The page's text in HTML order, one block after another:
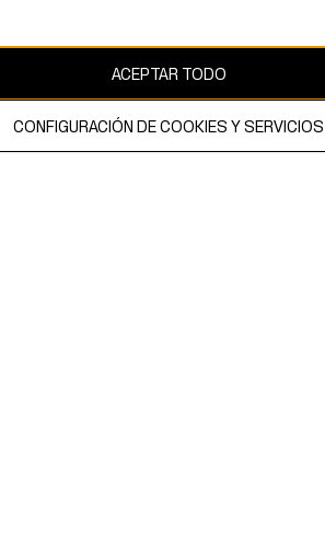
web está protegido por copyright y es
ACEPTAR TODO
CONFIGURACIÓN DE COOKIES Y SERVICIOS